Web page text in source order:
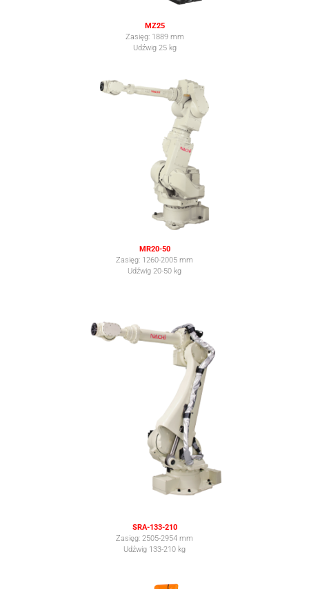
MZ25
Zasięg: 1889 mm
Udźwig 25 kg
MR20-50
Zasięg: 1260-2005 mm
Udźwig 20-50 kg
SRA-133-210
Zasięg: 2505-2954 mm
Udźwig 133-210 kg